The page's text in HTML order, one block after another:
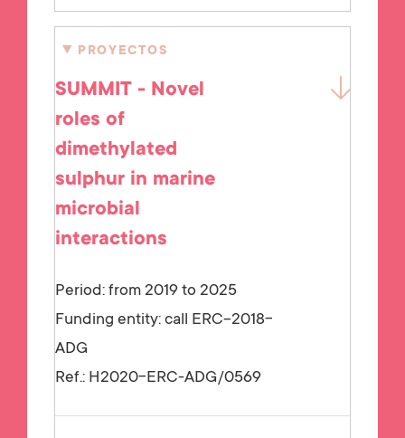
PROYECTOS
SUMMIT - Novel
roles of
dimethylated
sulphur in marine
microbial
interactions
Period: from 2019 to 2025
Funding entity: call ERC-2018-
ADG
Ref.: H2020-ERC-ADG/0569